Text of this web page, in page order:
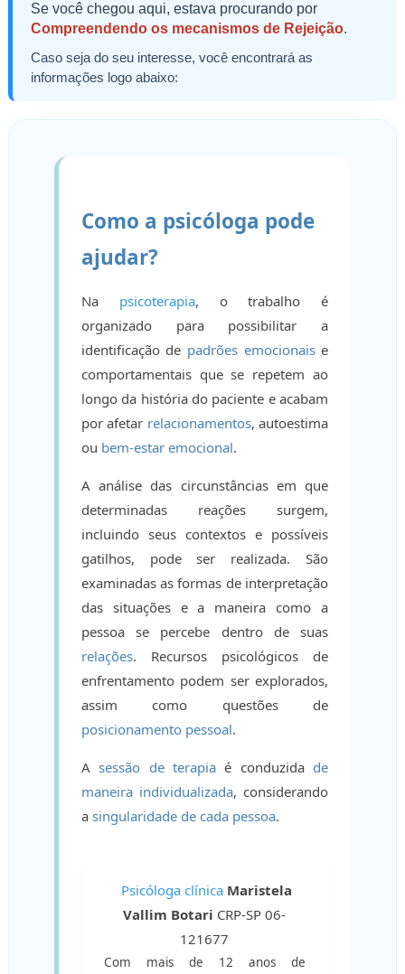
Se você chegou aqui, estava procurando por
Compreendendo os mecanismos de Rejeição.
Caso seja do seu interesse, você encontrará as
informações logo abaixo:
Como a psicóloga pode
ajudar?
Na psicoterapia, o trabalho é
organizado para possibilitar a
identificação de padrões emocionaise
comportamentais que se repetem ao
longo da história do paciente e acabam
por afetar relacionamentos, autoestima
ou bem-estar emocional.
A análise das circunstâncias em que
determinadas reações surgem,
incluindo seus contextos e possíveis
gatilhos, pode ser realizada. São
examinadas as formas de interpretação
das situações e a maneira como a
pessoa se percebe dentro de suas
relações. Recursos psicológicos de
enfrentamento podem ser explorados,
assim como questões de
posicionamento pessoal.
Asessão de terapia é conduzida de
maneira individualizada, considerando
a singularidade de cada pessoa.
Psicóloga clínica Maristela
Vallim Botari CRP-SP 06-
121677
Com mais de 12 anos de